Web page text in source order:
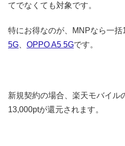
てでなくても対象です。
特にお得なのが、MNPなら一括
5G
OPPO A5 5Gです。
新規契約の場合、楽天モバイル
13,000ptが還元されます。